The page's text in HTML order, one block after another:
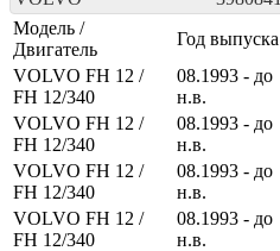
Модель /
Двигатель
Год выпуска
VOLVO FH 12 /
FH 12/340
08.1993 - до
н.в.
VOLVO FH 12 /
FH 12/340
08.1993 - до
н.в.
VOLVO FH 12 /
FH 12/340
08.1993 - до
н.в.
VOLVO FH 12 /
FH 12/340
08.1993 - до
н.в.